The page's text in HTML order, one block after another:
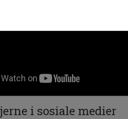
i sosiale medier